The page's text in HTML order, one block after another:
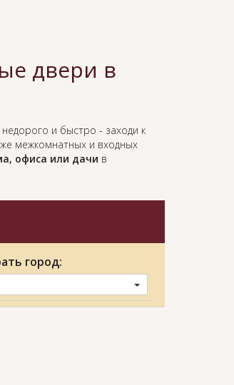
двери в
недорого и быстро - заходи к
межкомнатных и входных
офиса или дачи в
город: